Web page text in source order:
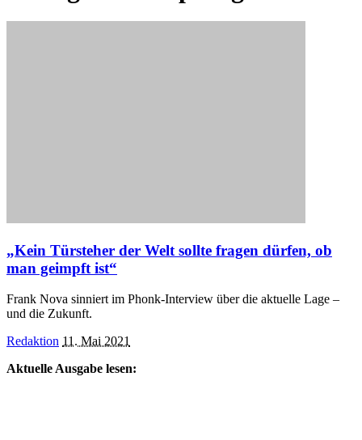
„Kein Türsteher der Welt sollte fragen dürfen, ob
man geimpft ist“
Frank Nova sinniert im Phonk-Interview über die aktuelle Lage –
und die Zukunft.
Posted
Redaktion 11. Mai 2021
Aktuelle Ausgabe lesen: